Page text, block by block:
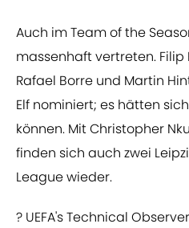
Auch im Team of the
massenhaft vertreten. Filip
Rafael Borre und Martin
Elf nominiert; es hätten
können. Mit Christopher
finden sich auch zwei
League wieder.
? UEFA's Technical